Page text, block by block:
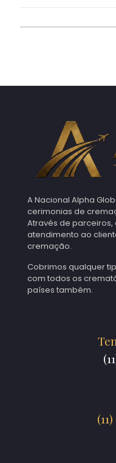
A Nacional Alpha
cerimonias de
Através de
atendimento ao
cremação.
Cobrimos qualquer
com todos os
países também.